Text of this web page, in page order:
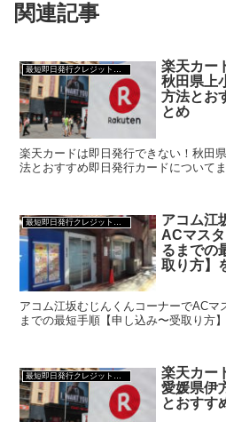
関連記事
最短即日発行クレジットカード
楽天カー
秋田県上
方法とお
とめ
楽天カードは即日発行できない！秋田
法とおすすめ即日発行カードについてま
最短即日発行クレジットカード
アコム江
ACマス
るまでの
取り方】
アコム江坂むじんくんコーナーでACマ
までの最短手順【申し込み〜受取り方
楽天カー
愛媛県伊
とおすす